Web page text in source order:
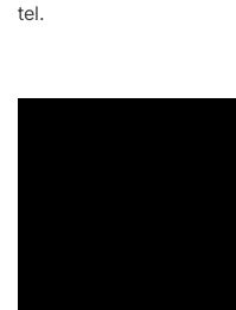
tel.